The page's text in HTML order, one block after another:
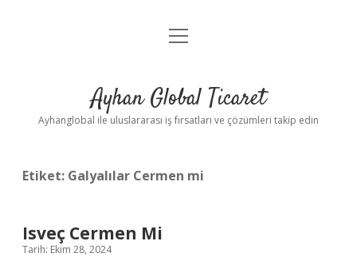
Anasayfa
Yasal Uyarı
menüyü
Ayhan Global Ticaret
Ayhanglobal ile uluslararası iş fırsatları ve çözümleri takip edin
Etiket: Galyalılar Cermen mi
Isveç Cermen Mi
Tarih: Ekim 28, 2024